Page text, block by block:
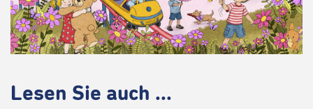
Lesen Sie auch ...